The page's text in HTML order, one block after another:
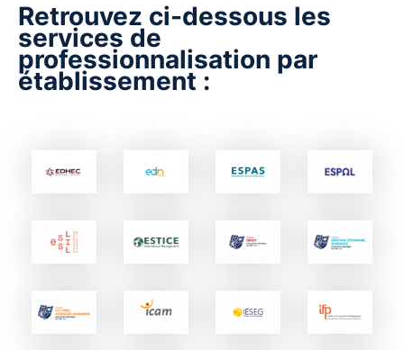
Retrouvez ci-dessous les
services de
professionnalisation par
établissement :